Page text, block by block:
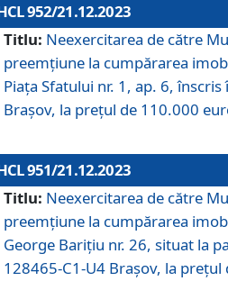
952/21.12.2023
Titlu: Neexercitarea de către
preemțiune la cumpărarea
Piața Sfatului nr. 1, ap. 6,
Brașov, la prețul de 110.000
951/21.12.2023
Titlu: Neexercitarea de către
preemțiune la cumpărarea
George Barițiu nr. 26, situat la
128465-C1-U4 Brașov, la